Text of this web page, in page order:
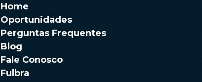
Home
Oportunidades
Perguntas Frequentes
Blog
Fale Conosco
Fulbra